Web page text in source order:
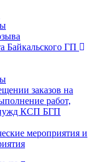
Байкальского ГП
заказов на
работ,
нужд КСП БГП
мероприятия и